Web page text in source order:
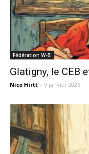
Fédération W-B
Glatigny, le CEB
Nico Hirtt - 9 janvier 2026